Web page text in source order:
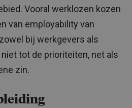
Vooral werklozen kozen
van employability van
bij werkgevers als
tot de prioriteiten, net als
zin.